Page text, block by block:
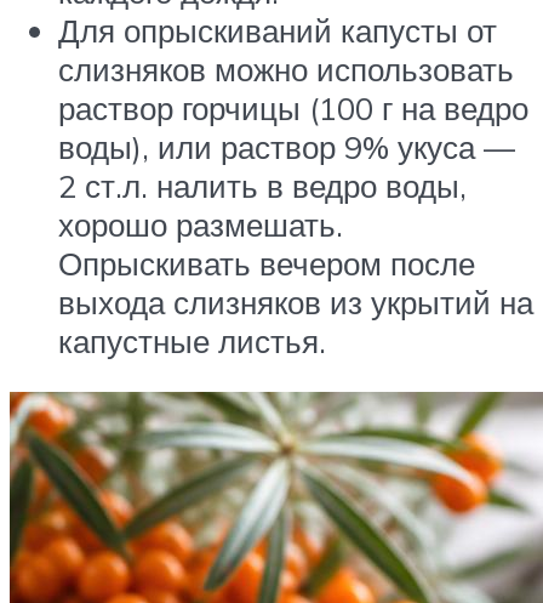
Для опрыскиваний капусты от
слизняков можно использовать
раствор горчицы (100 г на ведро
воды), или раствор 9% укуса —
2 ст.л. налить в ведро воды,
хорошо размешать.
Опрыскивать вечером после
выхода слизняков из укрытий на
капустные листья.